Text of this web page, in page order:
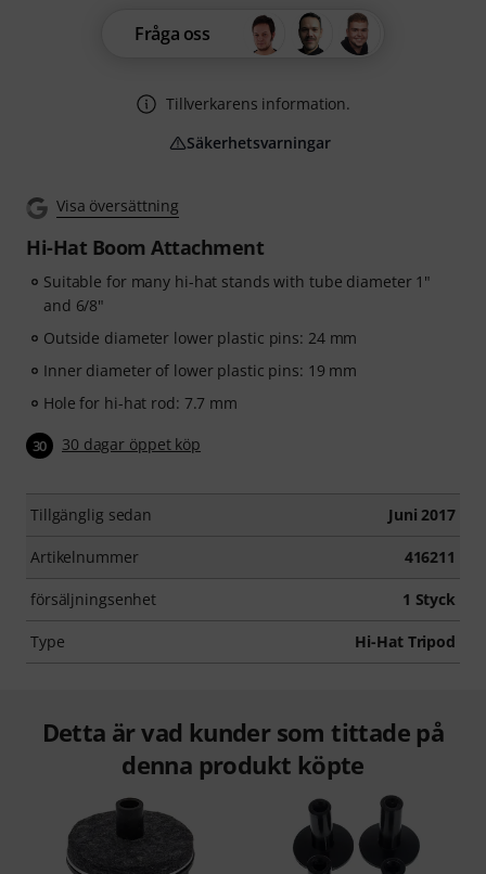
Visa översättning
Hi-Hat Boom Attachment
Suitable for many hi-hat stands with tube diameter 1"
and 6/8"
Outside diameter lower plastic pins: 24 mm
Inner diameter of lower plastic pins: 19 mm
Hole for hi-hat rod: 7.7 mm
30 30 dagar öppet köp
Tillgänglig sedan Juni 2017
Artikelnummer 416211
försäljningsenhet 1 Styck
Type Hi-Hat Tripod
Fråga oss
Tillverkarens information.
Säkerhetsvarningar
Detta är vad kunder som tittade på
denna produkt köpte